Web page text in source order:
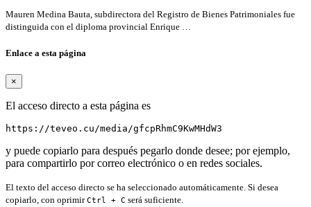
Mauren Medina Bauta, subdirectora del Registro de Bienes Patrimoniales fue
distinguida con el diploma provincial Enrique …
Enlace a esta página
×
El acceso directo a esta página es
https://teveo.cu/media/gfcpRhmC9KwMHdW3
y puede copiarlo para después pegarlo donde desee; por ejemplo,
para compartirlo por correo electrónico o en redes sociales.
El texto del acceso directo se ha seleccionado automáticamente. Si desea
copiarlo, con oprimirCtrl + C será suficiente.